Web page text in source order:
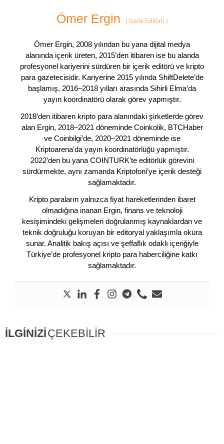
Ömer Ergin (İçerik Editörü )
Ömer Ergin, 2008 yılından bu yana dijital medya
alanında içerik üreten, 2015’den itibaren ise bu alanda
profesyonel kariyerini sürdüren bir içerik editörü ve kripto
para gazetecisidir. Kariyerine 2015 yılında ShiftDelete’de
başlamış, 2016–2018 yılları arasında Sihirli Elma’da
yayın koordinatörü olarak görev yapmıştır.
2018’den itibaren kripto para alanındaki şirketlerde görev
alan Ergin, 2018–2021 döneminde Coinkolik, BTCHaber
ve Coinbilgi’de, 2020–2021 döneminde ise
Kriptoarena’da yayın koordinatörlüğü yapmıştır.
2022’den bu yana COINTURK’te editörlük görevini
sürdürmekte, aynı zamanda Kriptofoni’ye içerik desteği
sağlamaktadır.
Kripto paraların yalnızca fiyat hareketlerinden ibaret
olmadığına inanan Ergin, finans ve teknoloji
kesişimindeki gelişmeleri doğrulanmış kaynaklardan ve
teknik doğruluğu koruyan bir editoryal yaklaşımla okura
sunar. Analitik bakış açısı ve şeffaflık odaklı içeriğiyle
Türkiye’de profesyonel kripto para haberciliğine katkı
sağlamaktadır.
İLGİNİZİÇEKEBİLİR